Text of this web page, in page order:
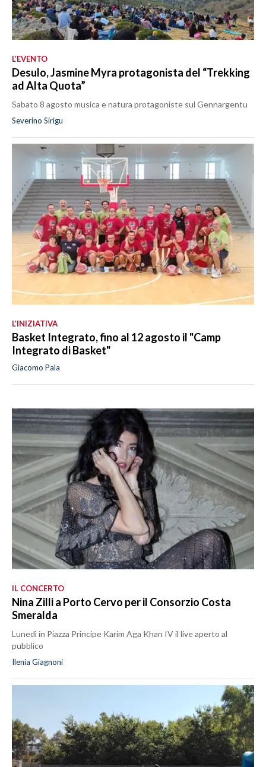
L’EVENTO
Desulo, Jasmine Myra protagonista del “Trekking
ad Alta Quota”
Sabato 8 agosto musica e natura protagoniste sul Gennargentu
Severino Sirigu
L’INIZIATIVA
Basket Integrato, fino al 12 agosto il "Camp
Integrato di Basket"
Giacomo Pala
IL CONCERTO
Nina Zilli a Porto Cervo per il Consorzio Costa
Smeralda
Lunedì in Piazza Principe Karim Aga Khan IV il live aperto al
pubblico
Ilenia Giagnoni